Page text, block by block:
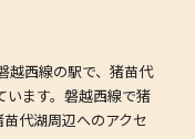
越西線の駅で、猪苗代
います。磐越西線で猪
代湖周辺へのアクセ